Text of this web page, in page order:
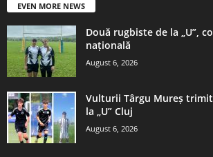
EVEN MORE NEWS
Două rugbiste de la „U”,
națională
August 6, 2026
Vulturii Târgu Mureș
la „U” Cluj
August 6, 2026